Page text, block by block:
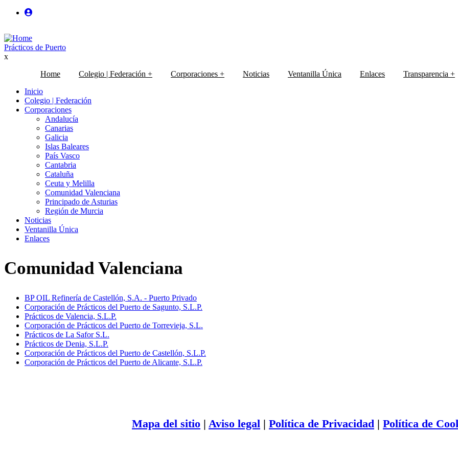
Pasar
principal
User
login
anonimo
Prácticos de Puerto
x
Main
navigation
Home Colegio | Federación + Corporaciones + Noticias Ventanilla Única Enlaces Transparencia +
Enlaces
primarios
Inicio
Colegio | Federación
Corporaciones
Andalucía
Canarias
Galicia
Islas Baleares
País Vasco
Cantabria
Cataluña
Ceuta y Melilla
Comunidad Valenciana
Principado de Asturias
Región de Murcia
Noticias
Ventanilla Única
Enlaces
Comunidad Valenciana
BP OIL Refinería de Castellón, S.A. - Puerto Privado
Corporación de Prácticos del Puerto de Sagunto, S.L.P.
Prácticos de Valencia, S.L.P.
Corporación de Prácticos del Puerto de Torrevieja, S.L.
Prácticos de La Safor S.L.
Prácticos de Denia, S.L.P.
Corporación de Prácticos del Puerto de Castellón, S.L.P.
Corporación de Prácticos del Puerto de Alicante, S.L.P.
Mapa del sitio | Aviso legal | Política de Privacidad | Política de